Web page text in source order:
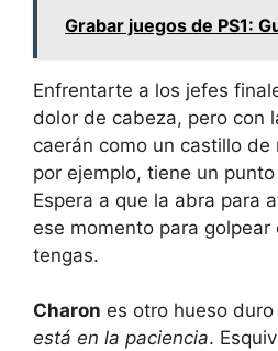
Grabar juegos de PS1:
Enfrentarte a los jefes
dolor de cabeza, pero con
caerán como un castillo de
por ejemplo, tiene un
Espera a que la abra para
ese momento para golpear
tengas.
Charon es otro hueso duro
está en la paciencia.